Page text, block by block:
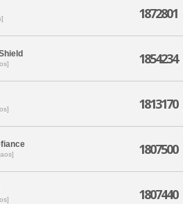
1872801
1854234
1813170
1807500
1807440